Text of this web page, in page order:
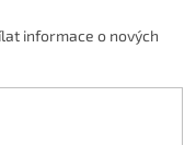
informace o nových